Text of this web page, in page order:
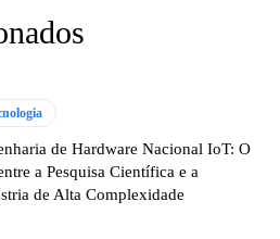
de Hardware Nacional IoT: O
a Pesquisa Científica e a
de Alta Complexidade